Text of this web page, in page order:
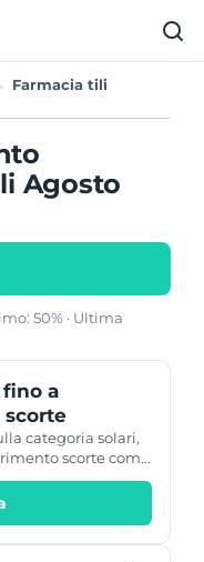
Farmacia tili
Agosto
50% · Ultima
fino a
scorte
categoria solari,
scorte come
della home.